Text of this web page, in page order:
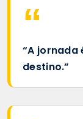
“A
destino.”